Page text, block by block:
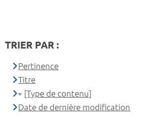
TRIER PAR :
Pertinence
Titre
[Type de contenu]
Date de dernière modification